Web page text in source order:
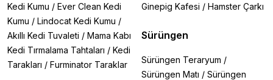
Kedi Kumu / Ever Clean Kedi
Kumu / Lindocat Kedi Kumu /
Akıllı Kedi Tuvaleti / Mama Kabı
Kedi Tırmalama Tahtaları / Kedi
Tarakları / Furminator Taraklar
Ginepig Kafesi / Hamster Çarkı
Sürüngen
Sürüngen Teraryum /
Sürüngen Matı / Sürüngen